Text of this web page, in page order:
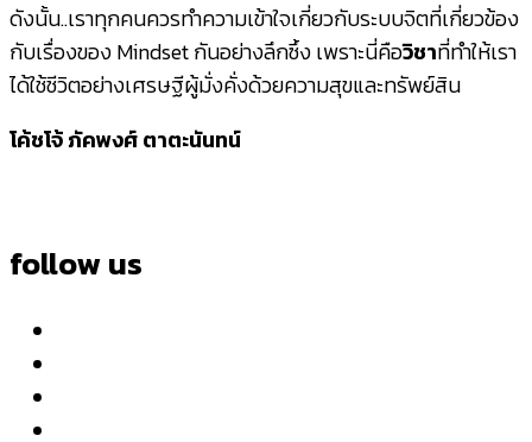
ดังนั้น..เราทุกคนควรทำความเข้าใจเกี่ยวกับระบบจิตที่เกี่ยวข้อง
กับเรื่องของ Mindset กันอย่างลึกซึ้ง เพราะนี่คือวิชาที่ทำให้เรา
ได้ใช้ชีวิตอย่างเศรษฐีผู้มั่งคั่งด้วยความสุขและทรัพย์สิน
โค้ชโจ้ ภัคพงศ์ ตาตะนันทน์
follow us